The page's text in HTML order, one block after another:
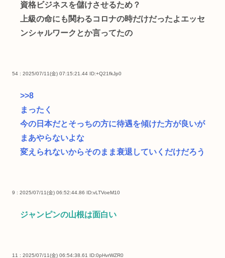
資格ビジネスを儲けさせるため？
上級の命にも関わるコロナの時だけだったよエッセ
ンシャルワークとか言ってたの
54 : 2025/07/11(金) 07:15:21.44 ID:+Q21fkJp0
>>8
まったく
今の日本だとそっちの方に待遇を傾けた方が良いが
まあやらないよな
変えられないからそのまま衰退していくだけだろう
9 : 2025/07/11(金) 06:52:44.86 ID:vLTVoeM10
ジャンピンの山根は面白い
11 : 2025/07/11(金) 06:54:38.61 ID:0pHvrWZR0